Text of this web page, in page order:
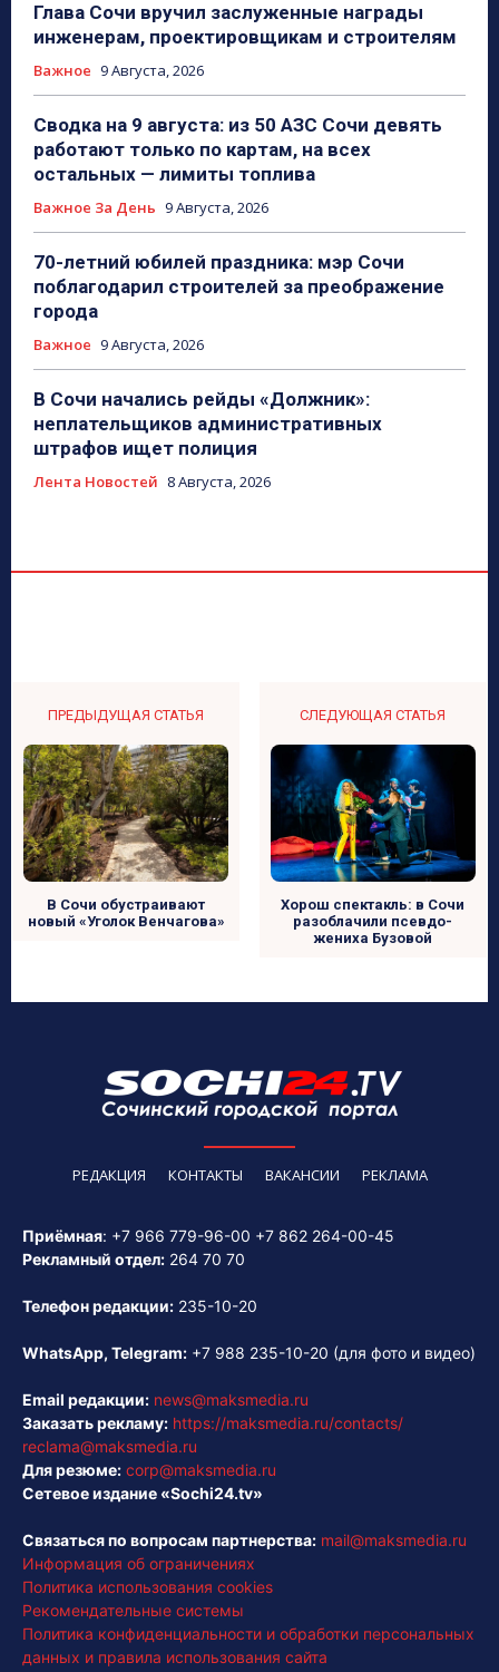
Глава Сочи вручил заслуженные награды
инженерам, проектировщикам и строителям
Важное 9 Августа, 2026
Сводка на 9 августа: из 50 АЗС Сочи девять
работают только по картам, на всех
остальных — лимиты топлива
Важное За День 9 Августа, 2026
70-летний юбилей праздника: мэр Сочи
поблагодарил строителей за преображение
города
Важное 9 Августа, 2026
В Сочи начались рейды «Должник»:
неплательщиков административных
штрафов ищет полиция
Лента Новостей 8 Августа, 2026
ПРЕДЫДУЩАЯ СТАТЬЯ
В Сочи обустраивают
новый «Уголок Венчагова»
СЛЕДУЮЩАЯ СТАТЬЯ
Хорош спектакль: в Сочи
разоблачили псевдо-
жениха Бузовой
РЕДАКЦИЯ КОНТАКТЫ ВАКАНСИИ РЕКЛАМА
Приёмная: +7 966 779-96-00 +7 862 264-00-45
Рекламный отдел: 264 70 70
Телефон редакции: 235-10-20
WhatsApp, Telegram: +7 988 235-10-20 (для фото и видео)
Email редакции: news@maksmedia.ru
Заказать рекламу: https://maksmedia.ru/contacts/
reclama@maksmedia.ru
Для резюме: corp@maksmedia.ru
Сетевое издание «Sochi24.tv»
Связаться по вопросам партнерства: mail@maksmedia.ru
Информация об ограничениях
Политика использования cookies
Рекомендательные системы
Политика конфиденциальности и обработки персональных
данных и правила использования сайта